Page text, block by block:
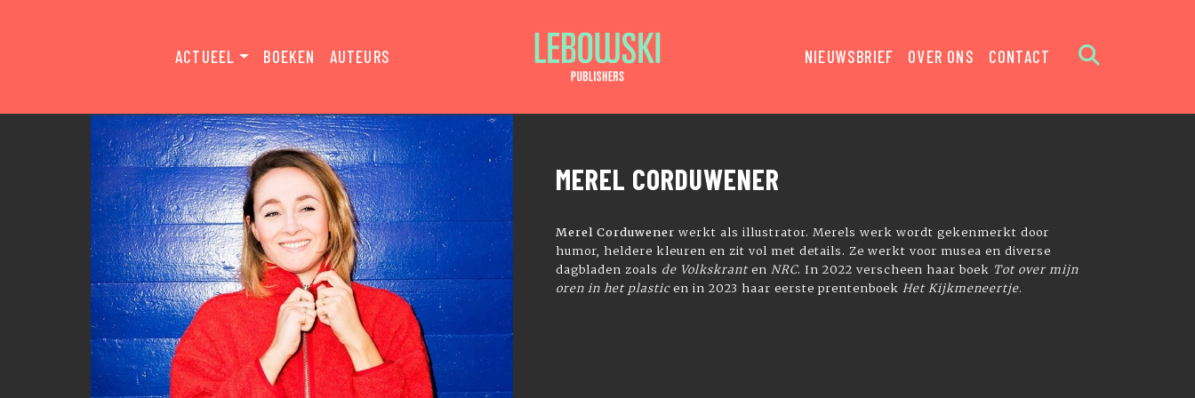
ACTUEEL BOEKEN AUTEURS NIEUWSBRIEF OVER ONS CONTACT
MEREL CORDUWENER
Merel Corduwener werkt als illustrator. Merels werk wordt gekenmerkt door
humor, heldere kleuren en zit vol met details. Ze werkt voor musea en diverse
dagbladen zoals de Volkskranten NRC. In 2022 verscheen haar boek Tot over mijn
oren in het plasticen in 2023 haar eerste prentenboek Het Kijkmeneertje.